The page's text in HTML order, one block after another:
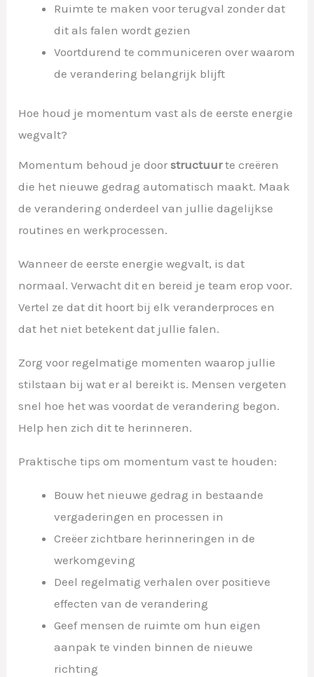
Ruimte te maken voor terugval zonder dat
dit als falen wordt gezien
Voortdurend te communiceren over waarom
de verandering belangrijk blijft
Hoe houd je momentum vast als de eerste energie
wegvalt?
Momentum behoud je doorstructuurte creëren
die het nieuwe gedrag automatisch maakt. Maak
de verandering onderdeel van jullie dagelijkse
routines en werkprocessen.
Wanneer de eerste energie wegvalt, is dat
normaal. Verwacht dit en bereid je team erop voor.
Vertel ze dat dit hoort bij elk veranderproces en
dat het niet betekent dat jullie falen.
Zorg voor regelmatige momenten waarop jullie
stilstaan bij wat er al bereikt is. Mensen vergeten
snel hoe het was voordat de verandering begon.
Help hen zich dit te herinneren.
Praktische tips om momentum vast te houden:
Bouw het nieuwe gedrag in bestaande
vergaderingen en processen in
Creëer zichtbare herinneringen in de
werkomgeving
Deel regelmatig verhalen over positieve
effecten van de verandering
Geef mensen de ruimte om hun eigen
aanpak te vinden binnen de nieuwe
richting